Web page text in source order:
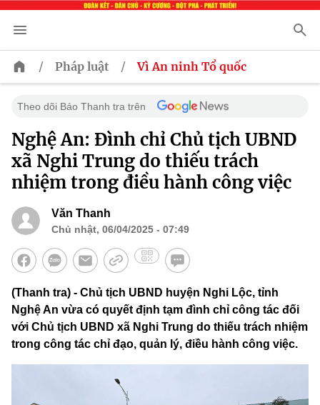
/ Pháp luật / Vì An ninh Tổ quốc
Theo dõi Báo Thanh tra trên
Nghệ An: Đình chỉ Chủ tịch UBND
xã Nghi Trung do thiếu trách
nhiệm trong điều hành công việc
Văn Thanh
Chủ nhật, 06/04/2025 - 07:49
(Thanh tra) - Chủ tịch UBND huyện Nghi Lộc, tỉnh
Nghệ An vừa có quyết định tạm đình chỉ công tác đối
với Chủ tịch UBND xã Nghi Trung do thiếu trách nhiệm
trong công tác chỉ đạo, quản lý, điều hành công việc.